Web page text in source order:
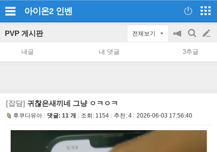
아이온2 인벤
PVP 게시판 전체보기
공
on/off
검
색
글
쓰
내글 내 댓글 3추글
[잡담] 귀찮은새끼네 그냥 ㅇㅋㅇㅋ
후쿠다유아 댓글: 11 개 조회: 1154 추천: 4 2026-06-03 17:56:40